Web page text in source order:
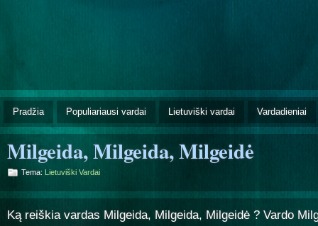
Pradžia Populiariausi vardai Lietuviški vardai Vardadieniai
Milgeida, Milgeida, Milgeidė
Tema: Lietuviški Vardai
Ką reiškia vardas Milgeida, Milgeida, Milgeidė ? Vardo